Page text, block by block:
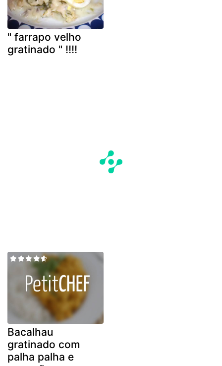
" farrapo velho
gratinado " !!!!
Bacalhau
gratinado com
palha palha e